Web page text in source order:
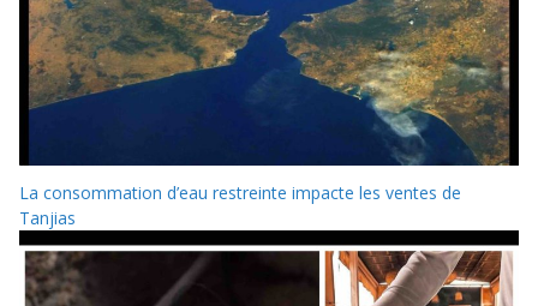
La consommation d’eau restreinte impacte les ventes de
Tanjias